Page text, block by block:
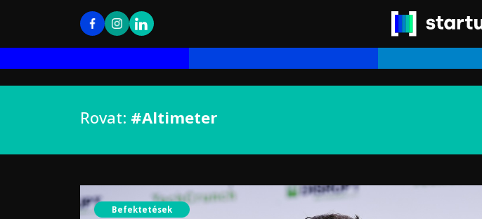
Rovat: #Altimeter
Befektetések